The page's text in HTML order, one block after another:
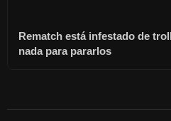
Rematch está infestado de
nada para pararlos